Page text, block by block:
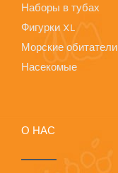
Наборы в тубах
Фигурки XL
Морские обитатели
Насекомые
О НАС